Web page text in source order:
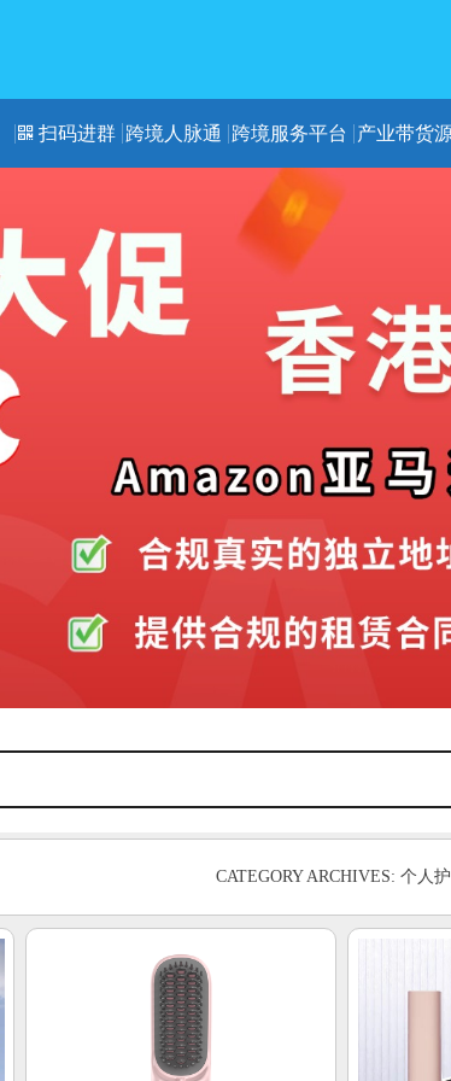
扫码进群 跨境人脉通 跨境服务平台 产业带货
CATEGORY ARCHIVES: 个人